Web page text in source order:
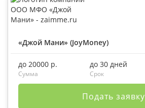
«Джой Мани» (JoyMoney)
до 20000 р.
Сумма
до 30 дней
Срок
Подать заявку